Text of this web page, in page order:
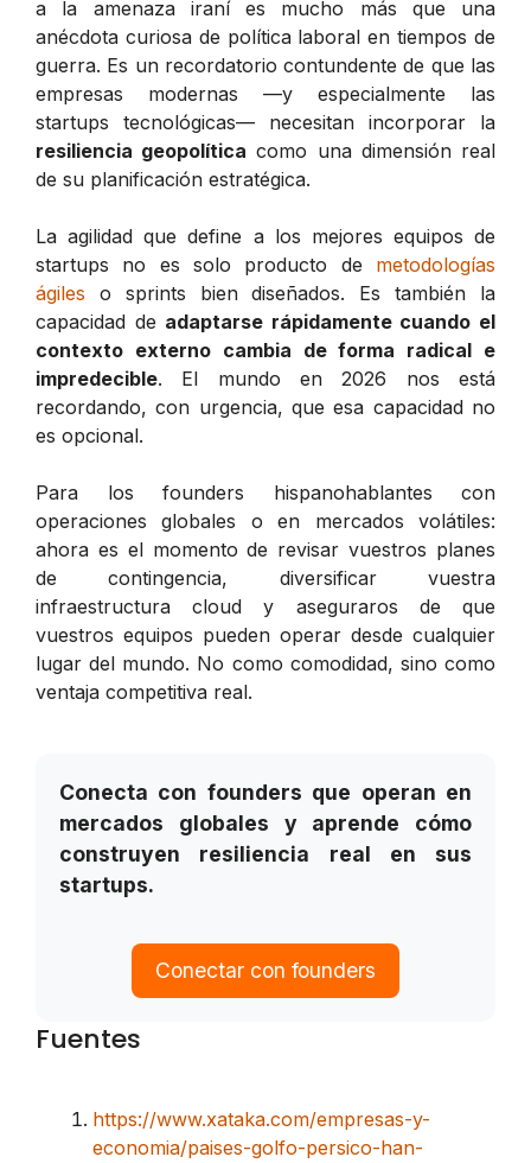
a la amenaza iraní es mucho más que una
anécdota curiosa de política laboral en tiempos de
guerra. Es un recordatorio contundente de que las
empresas modernas —y especialmente las
startups tecnológicas— necesitan incorporar la
resiliencia geopolítica como una dimensión real
de su planificación estratégica.
La agilidad que define a los mejores equipos de
startups no es solo producto de metodologías
ágiles o sprints bien diseñados. Es también la
capacidad de adaptarse rápidamente cuando el
contexto externo cambia de forma radical e
impredecible. El mundo en 2026 nos está
recordando, con urgencia, que esa capacidad no
es opcional.
Para los founders hispanohablantes con
operaciones globales o en mercados volátiles:
ahora es el momento de revisar vuestros planes
de contingencia, diversificar vuestra
infraestructura cloud y aseguraros de que
vuestros equipos pueden operar desde cualquier
lugar del mundo. No como comodidad, sino como
ventaja competitiva real.
Conecta con founders que operan en
mercados globales y aprende cómo
construyen resiliencia real en sus
startups.
Conectar con founders
Fuentes
https://www.xataka.com/empresas-y-
economia/paises-golfo-persico-han-